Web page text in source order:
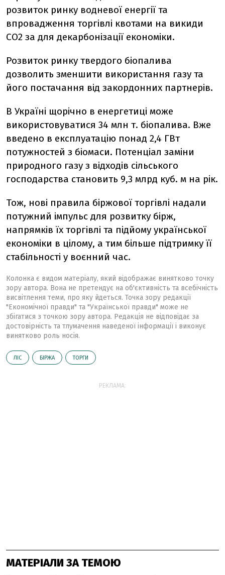
розвиток ринку водневої енергії та
впровадження торгівлі квотами на викиди
CO2 за для декарбонізації економіки.
Розвиток ринку твердого біопалива
дозволить зменшити використання газу та
його постачання від закордонних партнерів.
В Україні щорічно в енергетиці може
використовуватися 34 млн т. біопалива. Вже
введено в експлуатацію понад 2,4 ГВт
потужностей з біомаси. Потенціал заміни
природного газу з відходів сільського
господарства становить 9,3 млрд куб. м на рік.
Тож, нові правила біржової торгівлі надали
потужний імпульс для розвитку бірж,
напрямків їх торгівлі та підйому української
економіки в цілому, а тим більше підтримку її
стабільності у воєнний час.
Колонка є видом матеріалу, який відображає винятково точку
зору автора. Вона не претендує на об'єктивність та всебічність
висвітлення теми, про яку йдеться. Точка зору редакції
"Економічної правди" та "Української правди" може не
збігатися з точкою зору автора. Редакція не відповідає за
достовірність та тлумачення наведеної інформації і виконує
винятково роль носія.
ЛІС БІРЖА ТОРГИ
РЕКЛАМА:
МАТЕРІАЛИ ЗА ТЕМОЮ